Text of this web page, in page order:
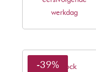
werkdag
Efalock
-39%